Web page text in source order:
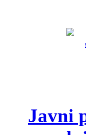
Javni